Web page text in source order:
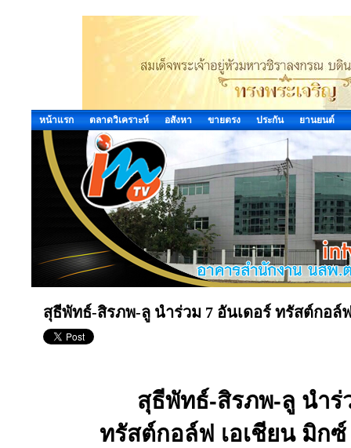
หน้าแรก ตลาดวิเคราะห์ อสังหา ขายตรง ประกัน ยานยนต์
สุธีพัทธ์-สิรภพ-ลู นำร่วม 7 อันเดอร์ ทรัสต์กอล์
สุธีพัทธ์-สิรภพ-ลู นำร่
ทรัสต์กอล์ฟ เอเชียน มิก